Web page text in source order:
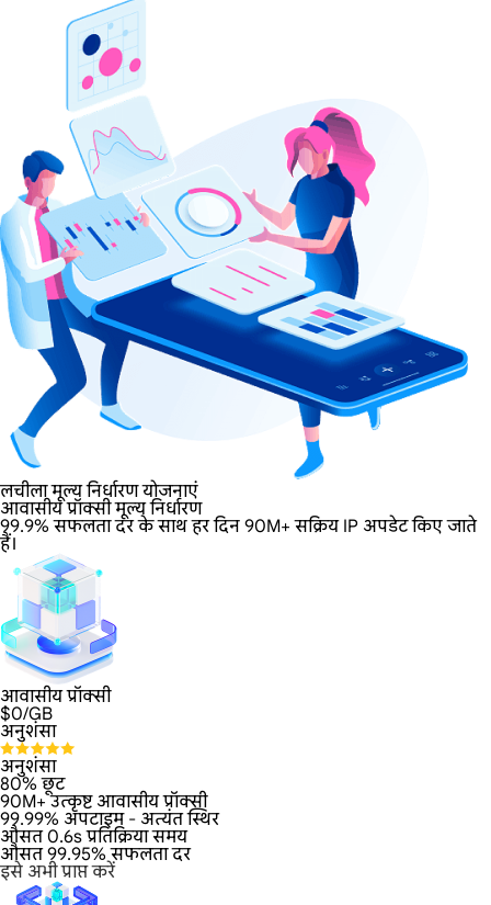
लचीला मूल्य निर्धारण योजनाएं
आवासीय प्रॉक्सी मूल्य निर्धारण
99.9% सफलता दर के साथ हर दिन 90M+ सक्रिय IP अपडेट किए जाते
हैं।
आवासीय प्रॉक्सी
$0/GB
अनुशंसा
अनुशंसा
80% छूट
90M+ उत्कृष्ट आवासीय प्रॉक्सी
99.99% अपटाइम - अत्यंत स्थिर
औसत 0.6s प्रतिक्रिया समय
औसत 99.95% सफलता दर
इसे अभी प्राप्त करें